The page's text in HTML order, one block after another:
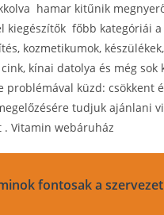
hamar kitűnik
kiegészítők főbb kategóriái
kozmetikumok,
kínai datolya és még
küzd: csökkent
tudjuk
Vitamin webáruház
fontosak a